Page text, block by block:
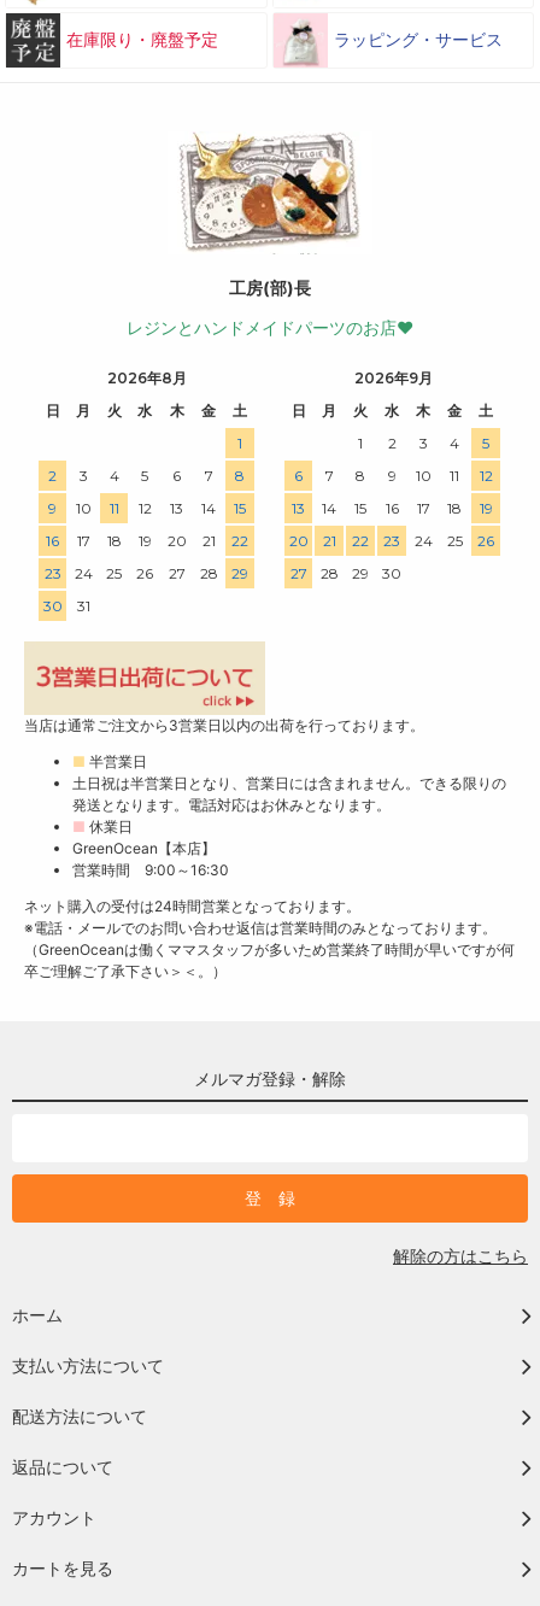
在庫限り・廃盤予定 ラッピング・サービス
工房(部)長
レジンとハンドメイドパーツのお店♥
2026年8月
日
月 火 水 木 金
土
1
2
3 4 5 6 7
8
9
10 11 12 13 14
15
16
17 18 19 20 21
22
23
24 25 26 27 28
29
30
31
2026年9月
日
月 火 水 木 金
土
1
2 3 4
5
6
7 8 9 10 11
12
13
14 15 16 17 18
19
20
21 22 23 24 25
26
27
28 29 30
当店は通常ご注文から3営業日以内の出荷を行っております。
■ 半営業日
土日祝は半営業日となり、営業日には含まれません。できる限りの
発送となります。電話対応はお休みとなります。
■ 休業日
GreenOcean【本店】
営業時間 9:00～16:30
ネット購入の受付は24時間営業となっております。
※電話・メールでのお問い合わせ返信は営業時間のみとなっております。
（GreenOceanは働くママスタッフが多いため営業終了時間が早いですが何
卒ご理解ご了承下さい＞＜。）
メルマガ登録・解除
解除の方はこちら
ホーム
支払い方法について
配送方法について
返品について
アカウント
カートを見る